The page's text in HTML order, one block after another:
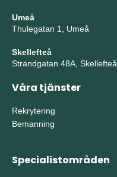
Umeå
Thulegatan 1, Umeå
Skellefteå
Strandgatan 48A, Skellefteå
Våra tjänster
Rekrytering
Bemanning
Specialistområden